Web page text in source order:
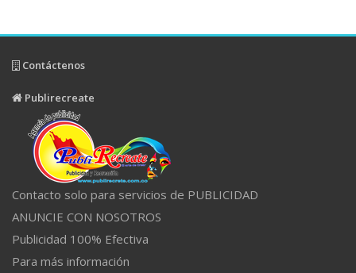
Contáctenos
Publirecreate
Contacto solo para servicios de PUBLICIDAD
ANUNCIE CON NOSOTROS
Publicidad 100% Efectiva
Para más información